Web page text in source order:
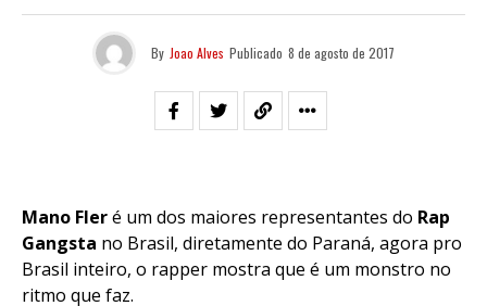
By Joao Alves Publicado 8 de agosto de 2017
Mano Fleré um dos maiores representantes do Rap
Gangsta no Brasil, diretamente do Paraná, agora pro
Brasil inteiro, o rapper mostra que é um monstro no
ritmo que faz.